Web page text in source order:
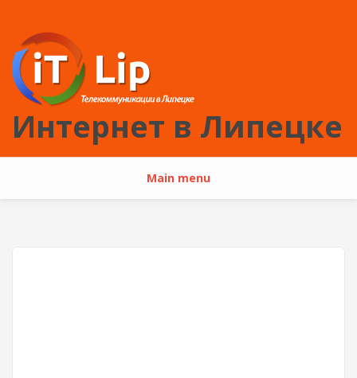
Интернет в Липецке
Main menu